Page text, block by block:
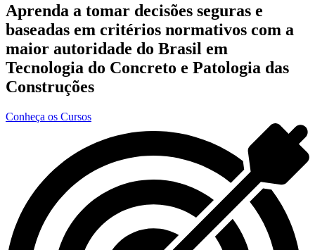
Aprenda a tomar decisões seguras e
baseadas em critérios normativos com a
maior autoridade do Brasil em
Tecnologia do Concreto e Patologia das
Construções
Conheça os Cursos